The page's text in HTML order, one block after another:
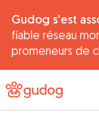
Gudog s'est
fiable réseau
promeneurs de